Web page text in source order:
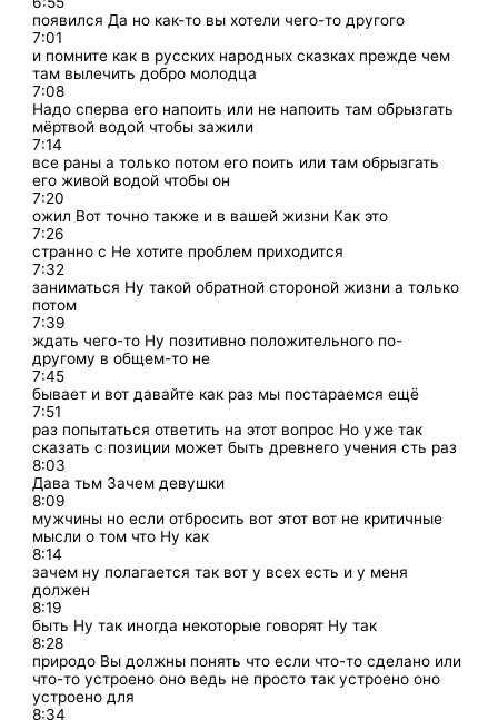
появился Да но как-то вы хотели чего-то другого
7:01
и помните как в русских народных сказках прежде чем
там вылечить добро молодца
7:08
Надо сперва его напоить или не напоить там обрызгать
мёртвой водой чтобы зажили
7:14
все раны а только потом его поить или там обрызгать
его живой водой чтобы он
7:20
ожил Вот точно также и в вашей жизни Как это
7:26
странно с Не хотите проблем приходится
7:32
заниматься Ну такой обратной стороной жизни а только
потом
7:39
ждать чего-то Ну позитивно положительного по-
другому в общем-то не
7:45
бывает и вот давайте как раз мы постараемся ещё
7:51
раз попытаться ответить на этот вопрос Но уже так
сказать с позиции может быть древнего учения сть раз
8:03
Дава тьм Зачем девушки
8:09
мужчины но если отбросить вот этот вот не критичные
мысли о том что Ну как
8:14
зачем ну полагается так вот у всех есть и у меня
должен
8:19
быть Ну так иногда некоторые говорят Ну так
8:28
природо Вы должны понять что если что-то сделано или
что-то устроено оно ведь не просто так устроено оно
устроено для
8:34